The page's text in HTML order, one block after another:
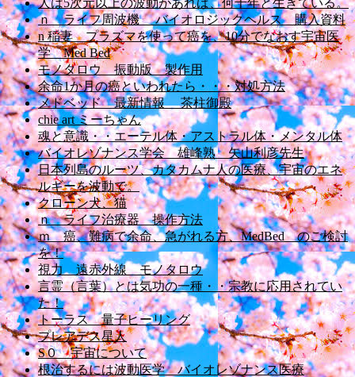
ｎ ライフ周波機 バイオロジックヘルス 購入資料
n 稲妻 プラズマを使って癌を、10分でなおす宇宙医
学 Med Bed
モノタロウ 振動版 製作用
余命1か月の癌といわれたら・・・対処方法
メドベッド 最新情報 茶柱御殿
chie art ミーちゃん
魂と意識・・エーテル体・アストラル体・メンタル体
バイオレゾナンス学会 雄峰熟 矢山利彦先生
日本列島のルーツ、カタカムナ人の医療、宇宙のエネ
ルギーを波動で。
クローン犬、猫
ｎ ライフ治療器 操作方法
ｍ 癌、難病で余命、急がれる方、MedBed のご検討
を！
視力 遠赤外線 モノタロウ
言霊（言葉）とは気功の一種・・宗教に応用されてい
た！
トーラス 量子ヒーリング
プレアデス星人
S０ 宇宙について
根治するには波動医学 バイオレゾナンス医療